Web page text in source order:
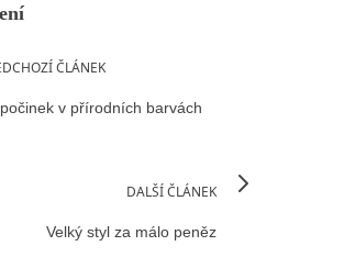
ČLÁNEK
v přírodních barvách
DALŠÍ ČLÁNEK
Velký styl za málo peněz